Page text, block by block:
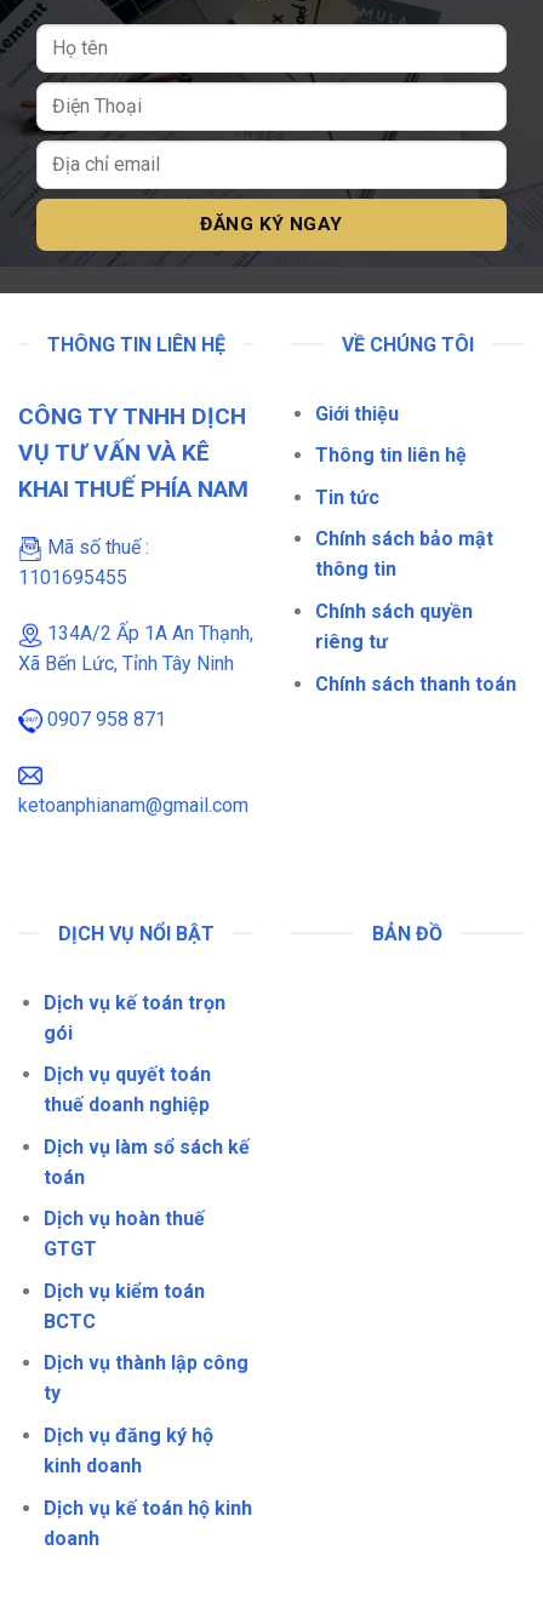
THÔNG TIN LIÊN HỆ
CÔNG TY TNHH DỊCH
VỤ TƯ VẤN VÀ KÊ
KHAI THUẾ PHÍA NAM
Mã số thuế :
1101695455
134A/2 Ấp 1A An Thạnh,
Xã Bến Lức, Tỉnh Tây Ninh
0907 958 871
ketoanphianam@gmail.com
VỀ CHÚNG TÔI
Giới thiệu
Thông tin liên hệ
Tin tức
Chính sách bảo mật
thông tin
Chính sách quyền
riêng tư
Chính sách thanh toán
DỊCH VỤ NỔI BẬT
Dịch vụ kế toán trọn
gói
Dịch vụ quyết toán
thuế doanh nghiệp
Dịch vụ làm sổ sách kế
toán
Dịch vụ hoàn thuế
GTGT
Dịch vụ kiểm toán
BCTC
Dịch vụ thành lập công
ty
Dịch vụ đăng ký hộ
kinh doanh
Dịch vụ kế toán hộ kinh
doanh
BẢN ĐỒ